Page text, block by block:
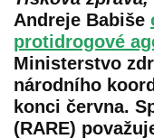
Andreje Babiše
protidrogové
Ministerstvo
národního
konci června.
(RARE)